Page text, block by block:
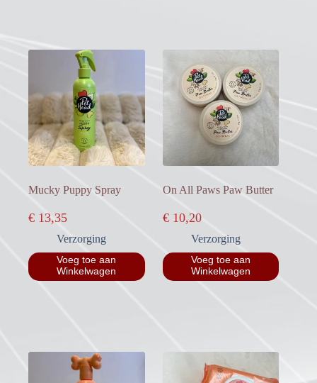
Mucky Puppy Spray
€ 13,35
Verzorging
Voeg toe aan
Winkelwagen
On All Paws Paw Butter
€10,20
Verzorging
Voeg toe aan
Winkelwagen